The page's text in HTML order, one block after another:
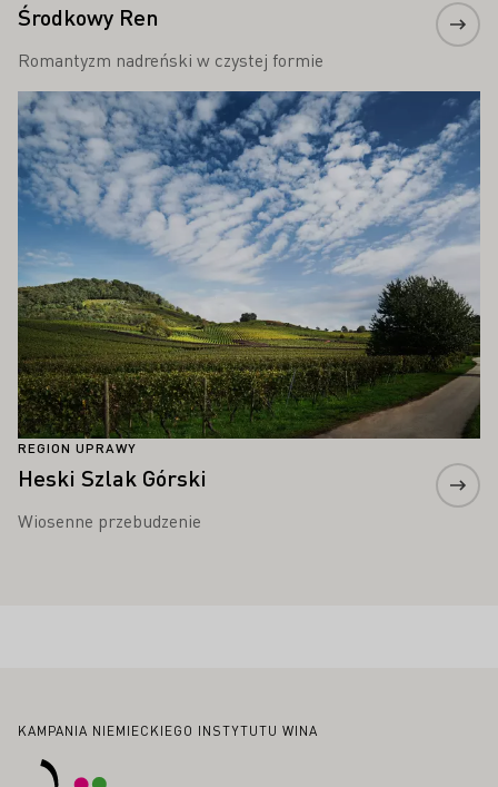
Środkowy Ren
Romantyzm nadreński w czystej formie
REGION UPRAWY
Heski Szlak Górski
Wiosenne przebudzenie
Proszę dowiedzieć się więcej
Stopka
KAMPANIA NIEMIECKIEGO INSTYTUTU WINA